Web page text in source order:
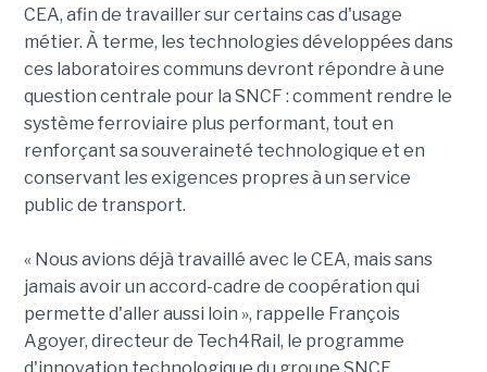
CEA, afin de travailler sur certains cas d'usage
métier. À terme, les technologies développées dans
ces laboratoires communs devront répondre à une
question centrale pour la SNCF : comment rendre le
système ferroviaire plus performant, tout en
renforçant sa souveraineté technologique et en
conservant les exigences propres à un service
public de transport.
« Nous avions déjà travaillé avec le CEA, mais sans
jamais avoir un accord-cadre de coopération qui
permette d'aller aussi loin », rappelle François
Agoyer, directeur de Tech4Rail, le programme